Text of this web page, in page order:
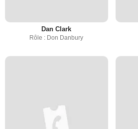
Dan Clark
Rôle : Don Danbury